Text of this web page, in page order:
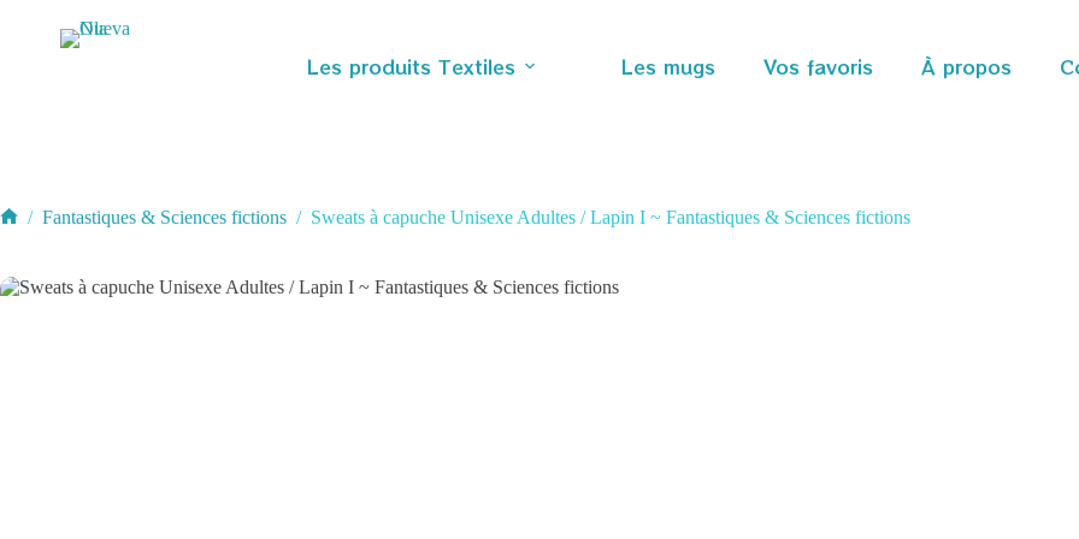
Les produits Textiles Les mugs Vos favoris À propos
/ Fantastiques & Sciences fictions / Sweats à capuche Unisexe Adultes / Lapin I ~ Fantastiques & Sciences fictions